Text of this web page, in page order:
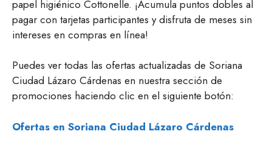
papel higiénico Cottonelle. ¡Acumula puntos dobles al
pagar con tarjetas participantes y disfruta de meses sin
intereses en compras en línea!
Puedes ver todas las ofertas actualizadas de Soriana
Ciudad Lázaro Cárdenas en nuestra sección de
promociones haciendo clic en el siguiente botón:
Ofertas en Soriana Ciudad Lázaro Cárdenas